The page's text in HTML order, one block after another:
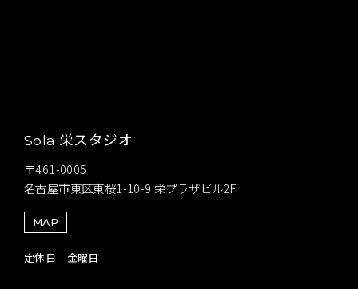
Sola 栄スタジオ
〒461-0005
名古屋市東区東桜1-10-9 栄プラザビル2F
MAP
定休日 金曜日